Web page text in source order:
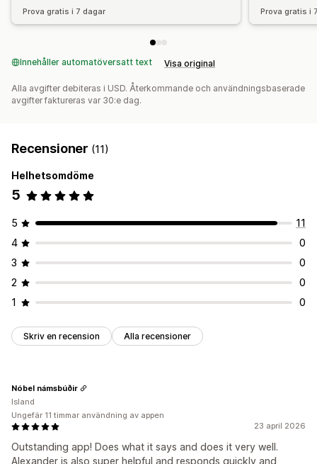
Prova gratis i 7 dagar Prova gratis i
Innehåller automatöversatt text Visa original
Alla avgifter debiteras i USD. Återkommande och användningsbaserade
avgifter faktureras var 30:e dag.
Recensioner (11)
Helhetsomdöme
5
5
11
4
0
3
0
2
0
1
0
Skriv en recension Alla recensioner
23 april 2026
Outstanding app! Does what it says and does it very well.
Alexander is also super helpful and responds quickly and
Nóbel námsbúðir
Island
Ungefär 11 timmar användning av appen